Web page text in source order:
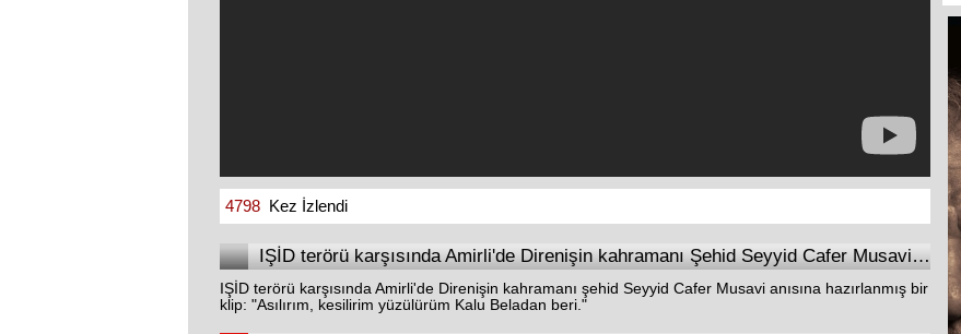
4798 Kez İzlendi
IŞİD terörü karşısında Amirli'de Direnişin kahramanı Şehid Seyyid Cafer Musavi anısına
IŞİD terörü karşısında Amirli'de Direnişin kahramanı şehid Seyyid Cafer Musavi anısına hazırlanmış bir
klip: "Asılırım, kesilirim yüzülürüm Kalu Beladan beri."